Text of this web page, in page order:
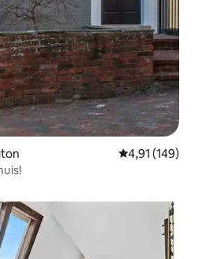
Gemiddelde
4,91 (149)